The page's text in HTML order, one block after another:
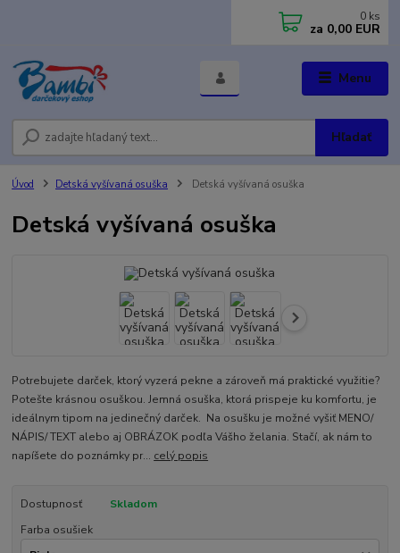
Menu
Hľadať
0 ks
za 0,00 EUR
Úvod Detská vyšívaná osuška Detská vyšívaná osuška
Detská vyšívaná osuška
Potrebujete darček, ktorý vyzerá pekne a zároveň má praktické využitie?
Potešte krásnou osuškou. Jemná osuška, ktorá prispeje ku komfortu, je
ideálnym tipom na jedinečný darček. Na osušku je možné vyšiť MENO/
NÁPIS/ TEXT alebo aj OBRÁZOK podľa Vášho želania. Stačí, ak nám to
napíšete do poznámky pr... celý popis
Dostupnosť
Skladom
Farba osušiek